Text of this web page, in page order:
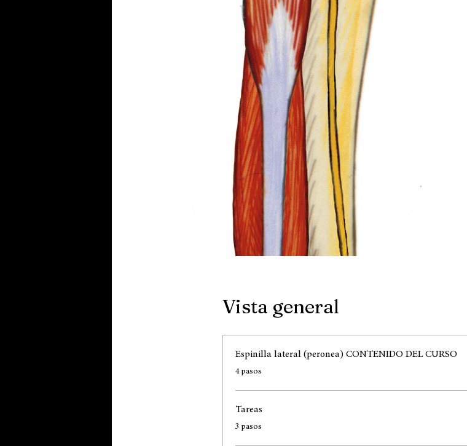
Vista general
Espinilla lateral (peronea) CONTENIDO DEL CURSO
.
4 pasos
Tareas
.3 pasos